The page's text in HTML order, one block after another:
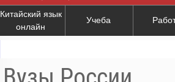
Китайский язык
онлайн
Учеба